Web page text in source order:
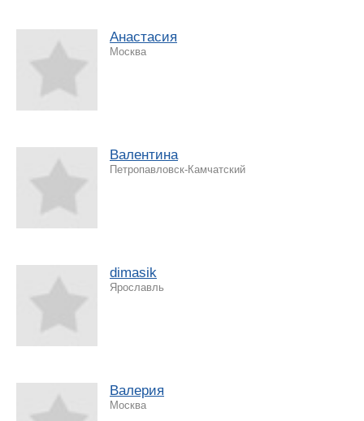
Анастасия
Москва
Валентина
Петропавловск-Камчатский
dimasik
Ярославль
Валерия
Москва